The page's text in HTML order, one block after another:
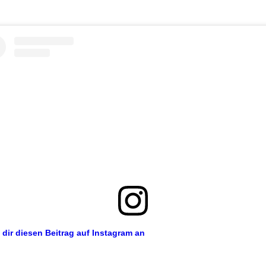
dir diesen Beitrag auf Instagram an